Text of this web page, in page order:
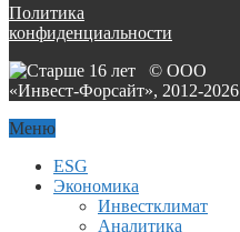
Политика
конфиденциальности
© ООО
«Инвест-Форсайт», 2012-2026
Меню
ESG
Экономика
Инвестклимат
Аналитика